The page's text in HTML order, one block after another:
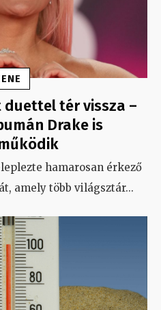
duettel tér vissza –
Drake is
hamarosan érkező
amely több világsztár...